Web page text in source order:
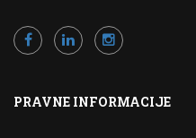
PRAVNE INFORMACIJE